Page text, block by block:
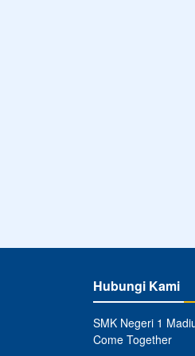
Hubungi Kami
SMK Negeri 1
Come Together